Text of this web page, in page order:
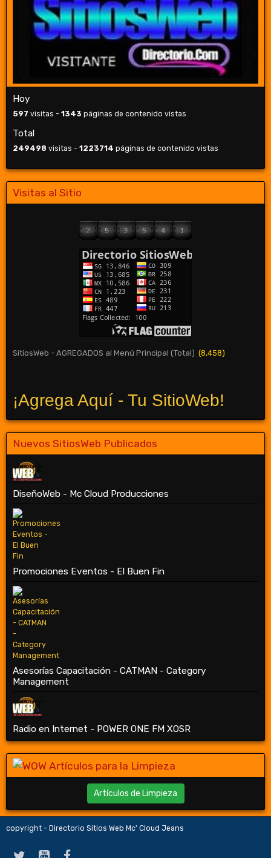
Hoy
597 visitas - 1343 páginas de contenido vistas
Total
249498 visitas - 1223714 páginas de contenido vistas
Visitas al Sitio
SitiosWeb - AGREGADOS al Menú Principal (Total) (8,458)
¡Agrega Aquí - Tu SitioWeb!
Nuevos SitiosWeb Publicados
DiseñoWeb - Mc Cloud Producciones
Promociones Eventos - El Buen Fin
Asesorías Capacitación - CATMAN - Category
Management
Radio en Internet - POWER ONE FM XOSR
Artículos de Limpieza
copyright - Directorio Sitios Web Mc' Cloud Jeans